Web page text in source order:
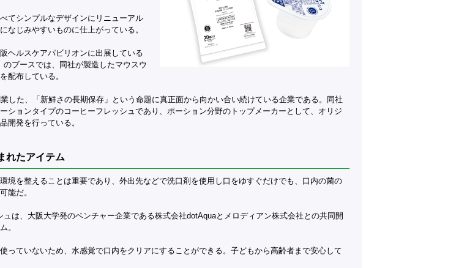
てシンプルなデザインにリニューアル
なじみやすいものに仕上がっている。
ヘルスケアパビリオンに出展している
のブースでは、同社が製造したマウスウ
配布している。
した、「新鮮さの長期保存」という命題に真正面から向かい合い続けている企業である。同社
ションタイプのコーヒーフレッシュであり、ポーション分野のトップメーカーとして、オリジ
開発を行っている。
れたアイテム
境を整えることは重要であり、外出先などで洗口剤を使用し口をゆすぐだけでも、口内の菌の
能だ。
ュは、大阪大学発のベンチャー企業である株式会社dotAquaとメロディアン株式会社との共同開
。
っていないため、水感覚で口内をクリアにすることができる。子どもから高齢者まで安心して